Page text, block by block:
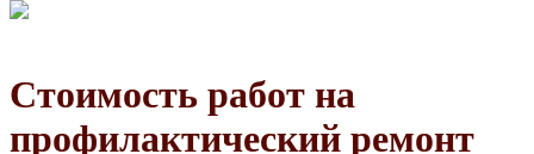
Стоимость работ на
профилактический ремонт